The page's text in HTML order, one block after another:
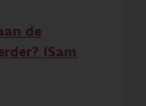
de
(Sam